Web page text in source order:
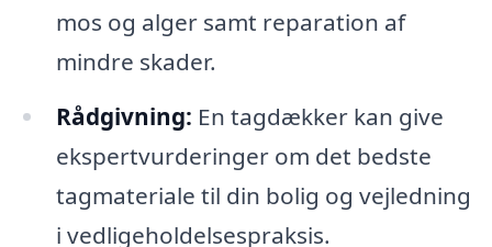
mos og alger samt reparation af
mindre skader.
Rådgivning: En tagdækker kan give
ekspertvurderinger om det bedste
tagmateriale til din bolig og vejledning
i vedligeholdelsespraksis.